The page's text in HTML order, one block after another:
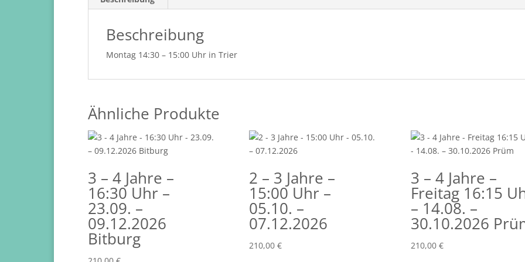
Beschreibung
Montag 14:30 – 15:00 Uhr in Trier
Ähnliche Produkte
3 – 4 Jahre –
16:30 Uhr –
23.09. –
09.12.2026
Bitburg
2 – 3 Jahre –
15:00 Uhr –
05.10. –
07.12.2026
210,00€
3 – 4 Jahre –
Freitag 16:15
– 14.08. –
30.10.2026
210,00 €